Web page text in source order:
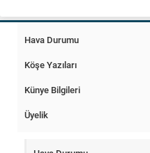
Hava Durumu
Köşe Yazıları
Künye Bilgileri
Üyelik